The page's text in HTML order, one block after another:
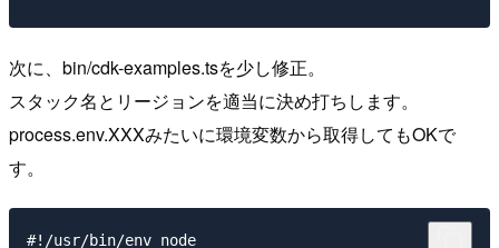
次に、bin/cdk-examples.tsを少し修正。
スタック名とリージョンを適当に決め打ちします。
process.env.XXXみたいに環境変数から取得してもOKで
す。
#!/usr/bin/env node